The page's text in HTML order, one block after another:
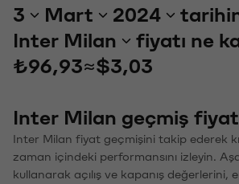
3 Mart 2024
Inter Milan
fiyatı ne
₺96,93≈$3,03
Inter Milan geçmiş
Inter Milan fiyat geçmişini takip ederek
zaman içindeki performansını izleyin.
kullanarak açılış ve kapanış değerlerini,